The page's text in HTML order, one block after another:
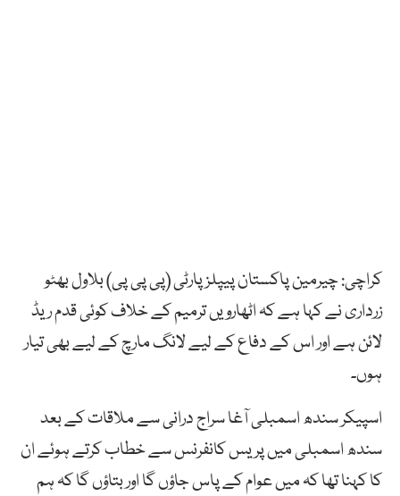
کراچی: چیرمین پاکستان پیپلز پارٹی (پی پی پی) بلاول بھٹو
زرداری نے کہا ہے کہ اٹھارویں ترمیم کے خلاف کوئی قدم ریڈ
لائن ہے اور اس کے دفاع کے لیے لانگ مارچ کے لیے بھی تیار
ہوں۔
اسپیکر سندھ اسمبلی آغا سراج درانی سے ملاقات کے بعد
سندھ اسمبلی میں پریس کانفرنس سے خطاب کرتے ہوئے ان
کا کہنا تھا کہ میں عوام کے پاس جاؤں گا اور بتاؤں گا کہ ہم